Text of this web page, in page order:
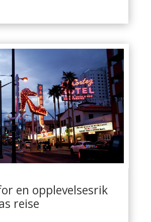
en opplevelsesrik
reise